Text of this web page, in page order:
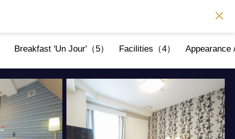
Breakfast 'Un Jour'（5） Facilities（4） Appearance